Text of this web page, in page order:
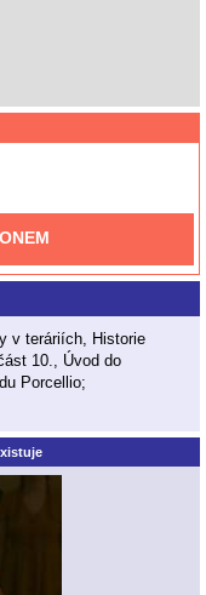
v teráriích, Historie
10., Úvod do
Porcellio;